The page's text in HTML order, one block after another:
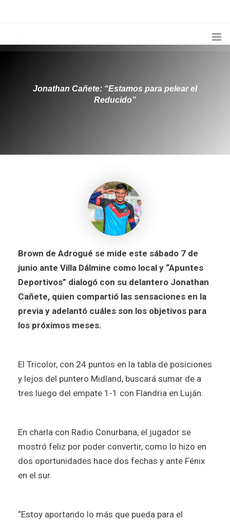
¿QUIÉNES SOMOS?
Jonathan Cañete: “Estamos para pelear el
Reducido”
Brown de Adrogué se mide este sábado 7 de
junio ante Villa Dálmine como local y “Apuntes
Deportivos” dialogó con su delantero Jonathan
Cañete, quien compartió las sensaciones en la
previa y adelantó cuáles son los objetivos para
los próximos meses.
El Tricolor, con 24 puntos en la tabla de posiciones
y lejos del puntero Midland, buscará sumar de a
tres luego del empate 1-1 con Flandria en Luján.
En charla con Radio Conurbana, el jugador se
mostró feliz por poder convertir, como lo hizo en
dos oportunidades hace dos fechas y ante Fénix
en el sur.
“Estoy aportando lo más que pueda para el